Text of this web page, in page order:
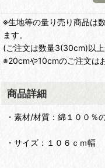
※生地等の量り売り商品は
ます。
(ご注文は数量3(30cm)以
※20cmや10cmのご注文は
商品詳細
・素材/材質：綿１００％
・サイズ：１０６ｃｍ幅